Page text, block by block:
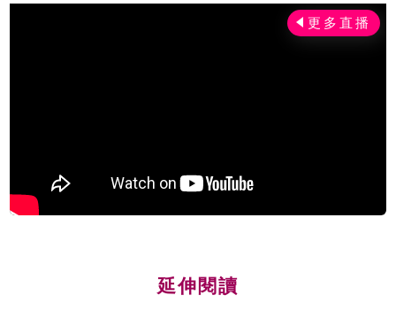
延伸閱讀